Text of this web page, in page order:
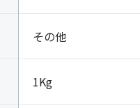
その他
1Kg